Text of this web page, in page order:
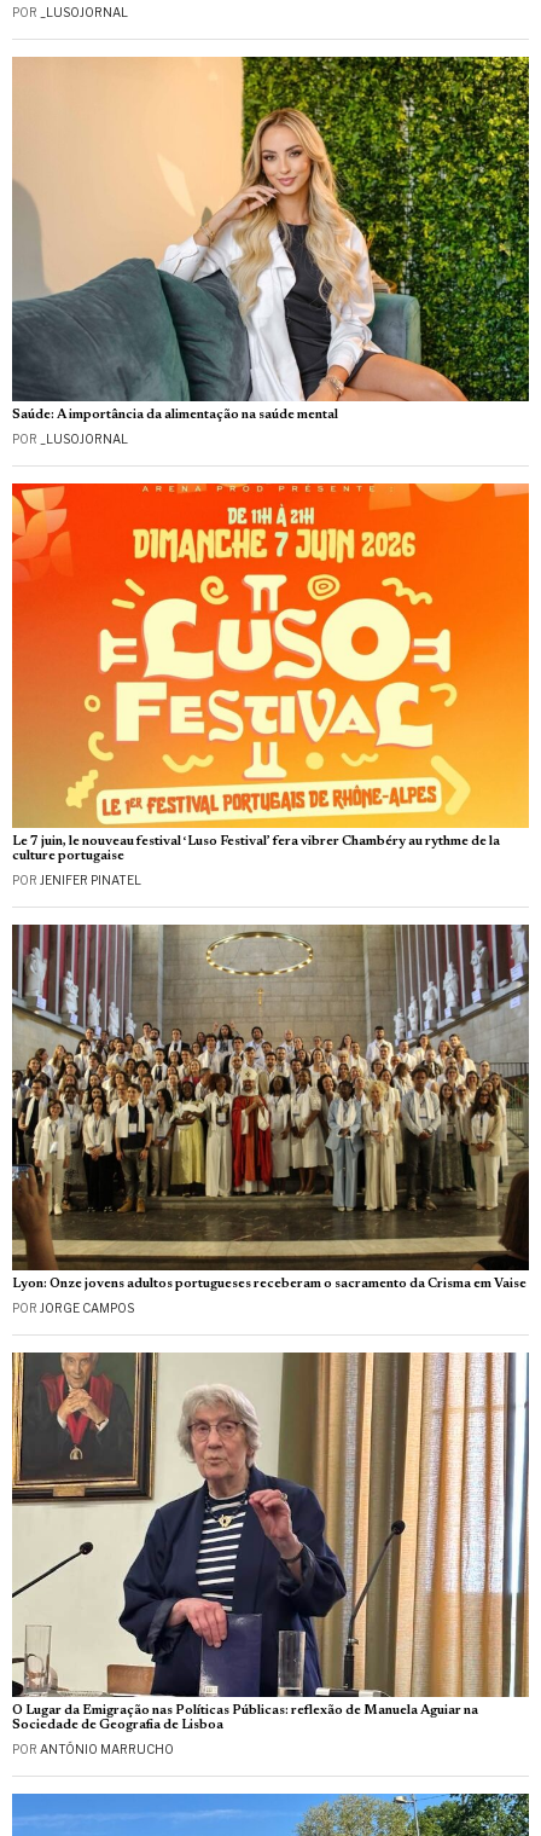
POR _LUSOJORNAL
Saúde: A importância da alimentação na saúde mental
POR _LUSOJORNAL
Le 7 juin, le nouveau festival ‘Luso Festival’ fera vibrer Chambéry au rythme de la
culture portugaise
POR JENIFER PINATEL
Lyon: Onze jovens adultos portugueses receberam o sacramento da Crisma em Vaise
POR JORGE CAMPOS
O Lugar da Emigração nas Políticas Públicas: reflexão de Manuela Aguiar na
Sociedade de Geografia de Lisboa
POR ANTÓNIO MARRUCHO